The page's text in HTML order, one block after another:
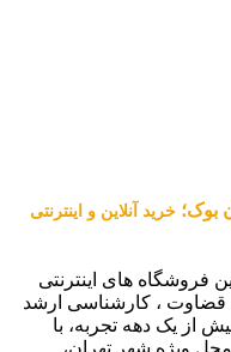
بوک؛ خرید آنلاین و اینترنتی
فروشگاه های اینترنتی
قضاوت ، کارشناسی ارشد
از یک دهه تجربه، با